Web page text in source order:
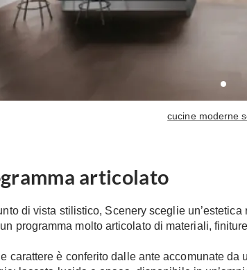
cucine moderne
articolato
di vista stilistico, Scenery sceglie
programma molto articolato di materiali,
carattere è conferito dalle ante accomunate da